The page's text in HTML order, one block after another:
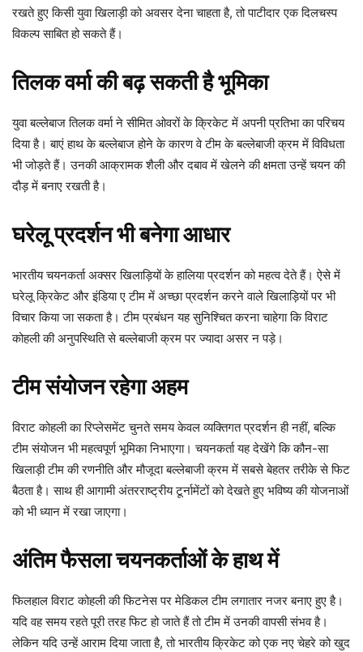
रखते हुए किसी युवा खिलाड़ी को अवसर देना चाहता है, तो पाटीदार एक दिलचस्प
विकल्प साबित हो सकते हैं।
तिलक वर्मा की बढ़ सकती है भूमिका
युवा बल्लेबाज तिलक वर्मा ने सीमित ओवरों के क्रिकेट में अपनी प्रतिभा का परिचय
दिया है। बाएं हाथ के बल्लेबाज होने के कारण वे टीम के बल्लेबाजी क्रम में विविधता
भी जोड़ते हैं। उनकी आक्रामक शैली और दबाव में खेलने की क्षमता उन्हें चयन की
दौड़ में बनाए रखती है।
घरेलू प्रदर्शन भी बनेगा आधार
भारतीय चयनकर्ता अक्सर खिलाड़ियों के हालिया प्रदर्शन को महत्व देते हैं। ऐसे में
घरेलू क्रिकेट और इंडिया ए टीम में अच्छा प्रदर्शन करने वाले खिलाड़ियों पर भी
विचार किया जा सकता है। टीम प्रबंधन यह सुनिश्चित करना चाहेगा कि विराट
कोहली की अनुपस्थिति से बल्लेबाजी क्रम पर ज्यादा असर न पड़े।
टीम संयोजन रहेगा अहम
विराट कोहली का रिप्लेसमेंट चुनते समय केवल व्यक्तिगत प्रदर्शन ही नहीं, बल्कि
टीम संयोजन भी महत्वपूर्ण भूमिका निभाएगा। चयनकर्ता यह देखेंगे कि कौन-सा
खिलाड़ी टीम की रणनीति और मौजूदा बल्लेबाजी क्रम में सबसे बेहतर तरीके से फिट
बैठता है। साथ ही आगामी अंतरराष्ट्रीय टूर्नामेंटों को देखते हुए भविष्य की योजनाओं
को भी ध्यान में रखा जाएगा।
अंतिम फैसला चयनकर्ताओं के हाथ में
फिलहाल विराट कोहली की फिटनेस पर मेडिकल टीम लगातार नजर बनाए हुए है।
यदि वह समय रहते पूरी तरह फिट हो जाते हैं तो टीम में उनकी वापसी संभव है।
लेकिन यदि उन्हें आराम दिया जाता है, तो भारतीय क्रिकेट को एक नए चेहरे को खुद